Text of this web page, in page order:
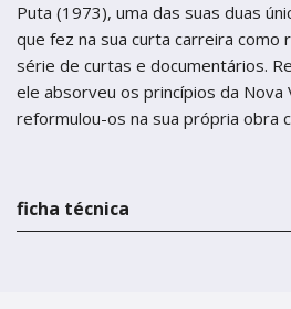
Puta (1973), uma das suas duas
que fez na sua curta carreira como
série de curtas e documentários.
ele absorveu os princípios da Nova
reformulou-os na sua própria obra
ficha técnica